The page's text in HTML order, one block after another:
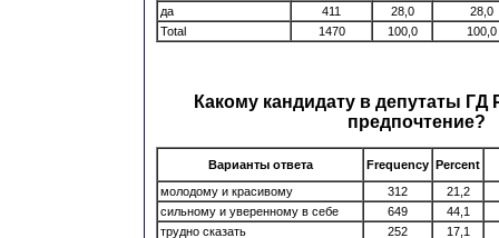
да
411 28,0
28,0
Total
1470 100,0 100,0
Какому кандидату в депутаты
предпочтение?
Варианты ответа Frequency
Percent
молодому и красивому
312
21,2
сильному и уверенному в себе
649
44,1
трудно сказать
252
17,1